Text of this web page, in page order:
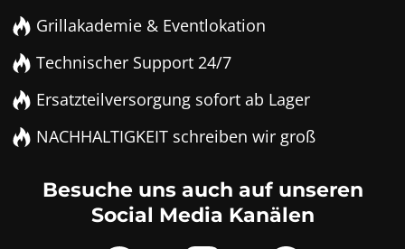
Grillakademie & Eventlokation
Technischer Support 24/7
Ersatzteilversorgung sofort ab Lager
NACHHALTIGKEIT schreiben wir groß
Besuche uns auch auf unseren
Social Media Kanälen